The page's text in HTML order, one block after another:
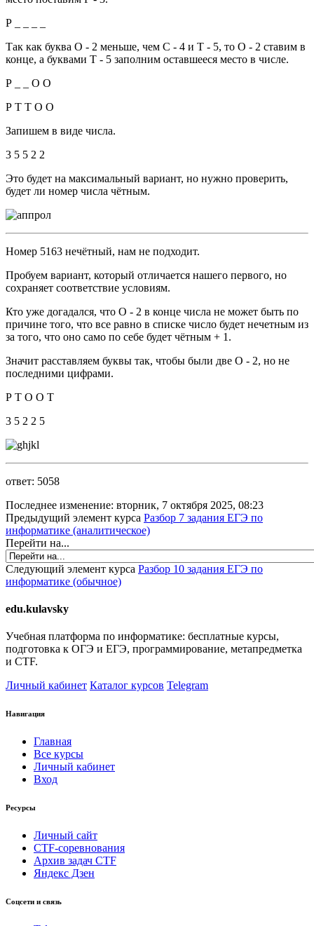
Р _ _ _ _
Так как буква О - 2 меньше, чем С - 4 и Т - 5, то О - 2 ставим в
конце, а буквами Т - 5 заполним оставшееся место в числе.
Р _ _ О О
Р Т Т О О
Запишем в виде числа.
3 5 5 2 2
Это будет на максимальный вариант, но нужно проверить,
будет ли номер числа чётным.
Номер 5163 нечётный, нам не подходит.
Пробуем вариант, который отличается нашего первого, но
сохраняет соответствие условиям.
Кто уже догадался, что О - 2 в конце числа не может быть по
причине того, что все равно в списке число будет нечетным из
за того, что оно само по себе будет чётным + 1.
Значит расставляем буквы так, чтобы были две О - 2, но не
последними цифрами.
Р Т О О Т
3 5 2 2 5
ответ: 5058
Последнее изменение: вторник, 7 октября 2025, 08:23
Предыдущий элемент курса Разбор 7 задания ЕГЭ по
информатике (аналитическое)
Перейти на...
Следующий элемент курса Разбор 10 задания ЕГЭ по
информатике (обычное)
edu.kulavsky
Учебная платформа по информатике: бесплатные курсы,
подготовка к ОГЭ и ЕГЭ, программирование, метапредметка
и CTF.
Личный кабинет Каталог курсов Telegram
Навигация
Главная
Все курсы
Личный кабинет
Вход
Ресурсы
Личный сайт
CTF-соревнования
Архив задач CTF
Яндекс Дзен
Соцсети и связь